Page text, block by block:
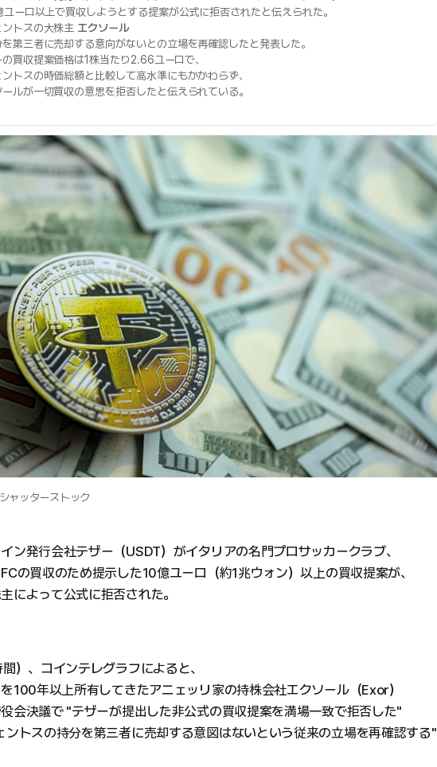
ユーロ以上で買収しようとする提案が公式に拒否されたと伝えられた。
ントスの大株主 エクソール
第三者に売却する意向がないとの立場を再確認したと発表した。
買収提案価格は1株当たり2.66ユーロで、
ントスの時価総額と比較して高水準にもかかわらず、
ルが一切買収の意思を拒否したと伝えられている。
ャッターストック
ン発行会社テザー（USDT）がイタリアの名門プロサッカークラブ、
の買収のため提示した10億ユーロ（約1兆ウォン）以上の買収提案が、
によって公式に拒否された。
）、コインテレグラフによると、
100年以上所有してきたアニェッリ家の持株会社エクソール（Exor）
会決議で "テザーが提出した非公式の買収提案を満場一致で拒否した"
ントスの持分を第三者に売却する意図はないという従来の立場を再確認する"